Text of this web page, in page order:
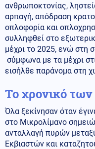
ανθρωποκτονίας,
αρπαγή, απόδραση
οπλοφορία και
συλληφθεί στο
μέχρι το 2025, ενώ στη
σύμφωνα με τα μέχρι
εισήλθε παράνομα στη
Το χρονικό
Όλα ξεκίνησαν όταν
στο Μικρολίμανο
ανταλλαγή πυρών
Εκβιαστών και